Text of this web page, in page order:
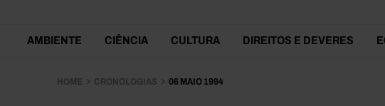
Themes Menu
AMBIENTE CIÊNCIA CULTURA DIREITOS E DEVERES
HOME CRONOLOGIAS 06 MAIO 1994